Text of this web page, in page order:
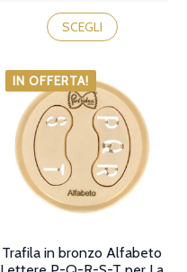
SCEGLI
Questo
prodotto
ha
varianti.
Le
opzioni
possono
essere
scelte
nella
pagina
del
IN OFFERTA!
Trafila in bronzo Alfabeto